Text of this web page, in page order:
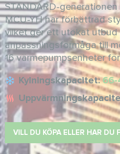
STANDARD-
MCU-YH har förbättrad
vilket ger ett utökat
anpassningsförmåga till
16 värmepumpsenheter
Kylningskapacitet:66-
VILL DU KÖPA ELLER HAR DU